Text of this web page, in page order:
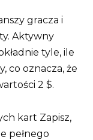
gracza i
Aktywny
tyle, ile
co oznacza, że
2 $.
kart Zapisz,
pełnego